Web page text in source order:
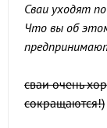
Сваи уходят
Что вы об
сваи очень
сокращаются!)